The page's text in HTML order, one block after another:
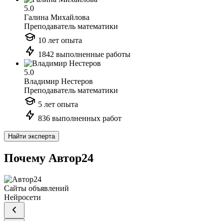
5.0
Галина Михайлова
Преподаватель математики
10 лет опыта
1842 выполненные работы
5.0
Владимир Нестеров
Преподаватель математики
5 лет опыта
836 выполненных работ
Найти эксперта
Почему Автор24
Сайты объявлений
Нейросети